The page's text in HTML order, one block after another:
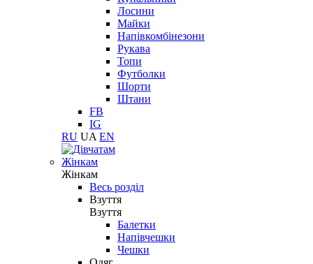
Лосини
Майки
Напівкомбінезони
Рукава
Топи
Футболки
Шорти
Штани
FB
IG
RU UA EN
Жінкам
Жінкам
Весь розділ
Взуття
Взуття
Балетки
Напівчешки
Чешки